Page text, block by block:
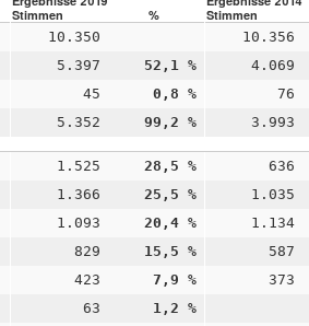
Stimmen
% Stimmen
10.350 10.356
5.397 52,1 % 4.069
45 0,8 % 76
5.352 99,2 % 3.993
1.525 28,5 % 636
1.366 25,5 % 1.035
1.093 20,4 % 1.134
829 15,5 % 587
423 7,9 % 373
63 1,2 %